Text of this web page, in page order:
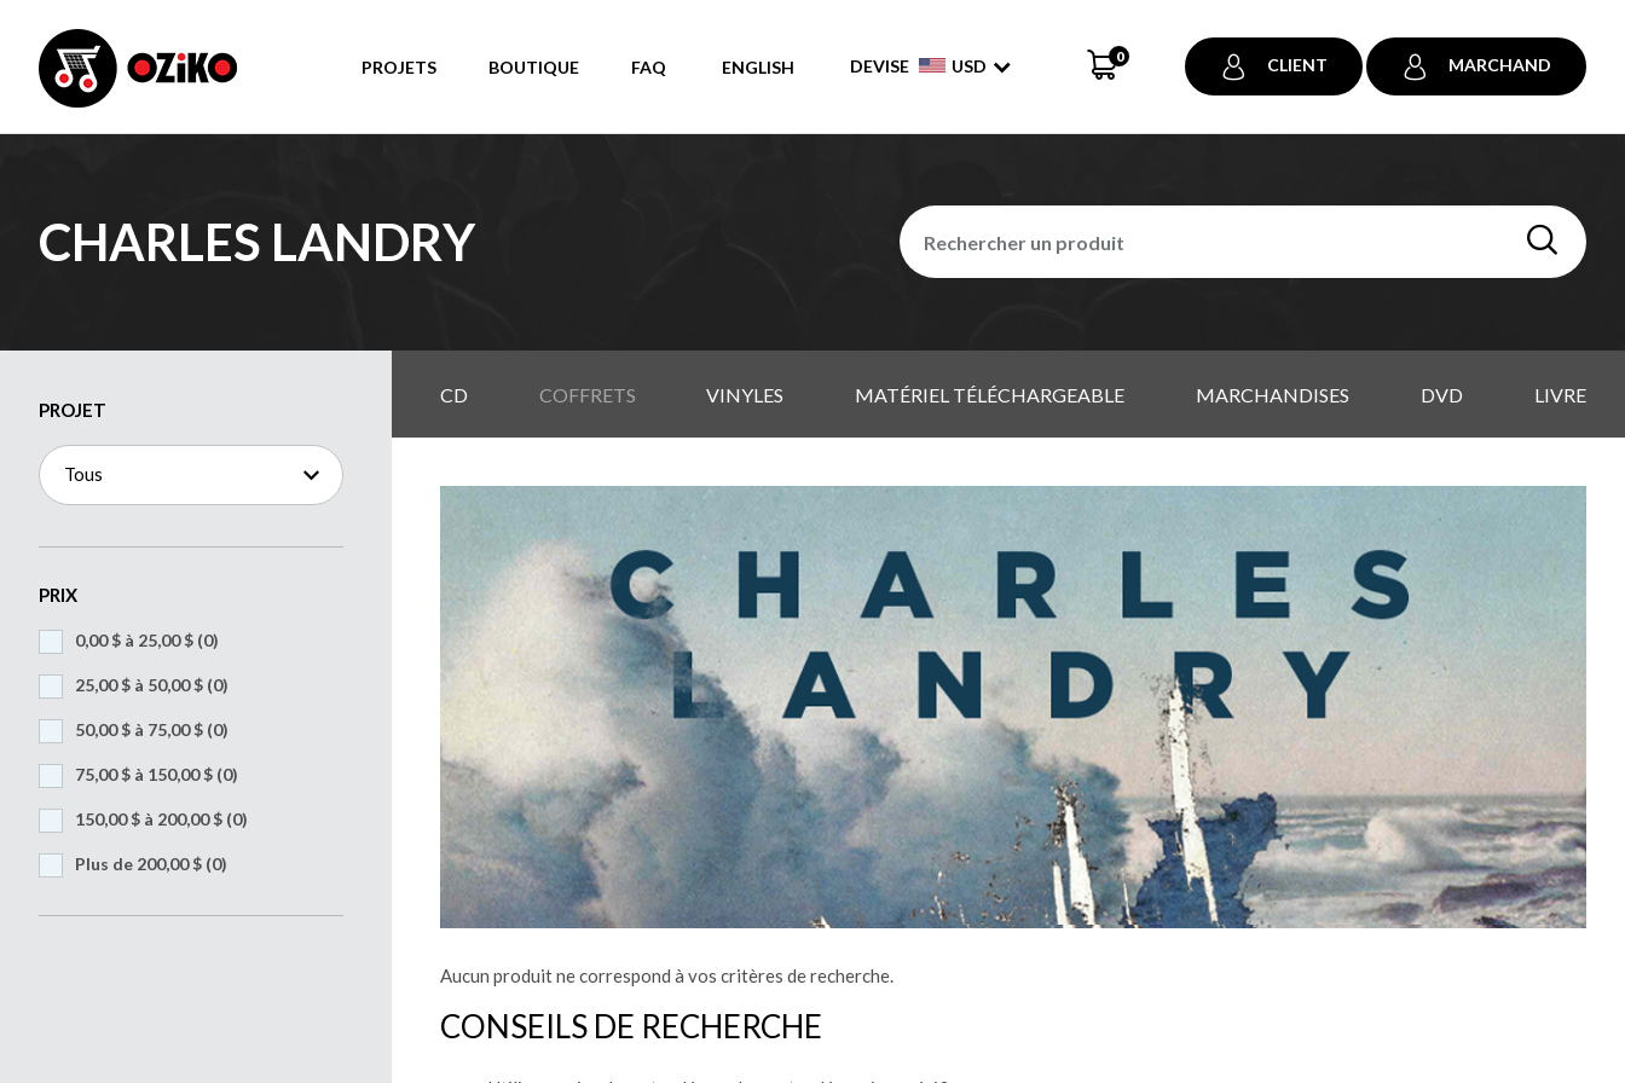
PROJETS BOUTIQUE FAQ ENGLISH DEVISE USD
0 CLIENT MARCHAND
CHARLES LANDRY
PROJET
Tous
PRIX
0,00 $ à 25,00 $ (0)
25,00 $ à 50,00 $ (0)
50,00 $ à 75,00 $ (0)
75,00 $ à 150,00 $ (0)
150,00 $ à 200,00 $ (0)
Plus de 200,00 $ (0)
CD COFFRETS VINYLES MATÉRIEL TÉLÉCHARGEABLE MARCHANDISES DVD LIVRE
Aucun produit ne correspond à vos critères de recherche.
CONSEILS DE RECHERCHE